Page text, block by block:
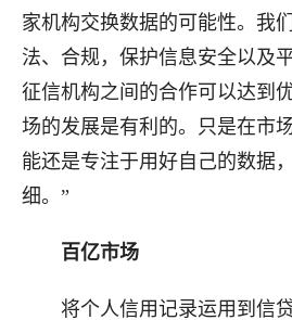
家机构交换数据的可能性。我
法、合规，保护信息安全以及
征信机构之间的合作可以达到
场的发展是有利的。只是在市
能还是专注于用好自己的数据
细。”
百亿市场
将个人信用记录运用到信贷